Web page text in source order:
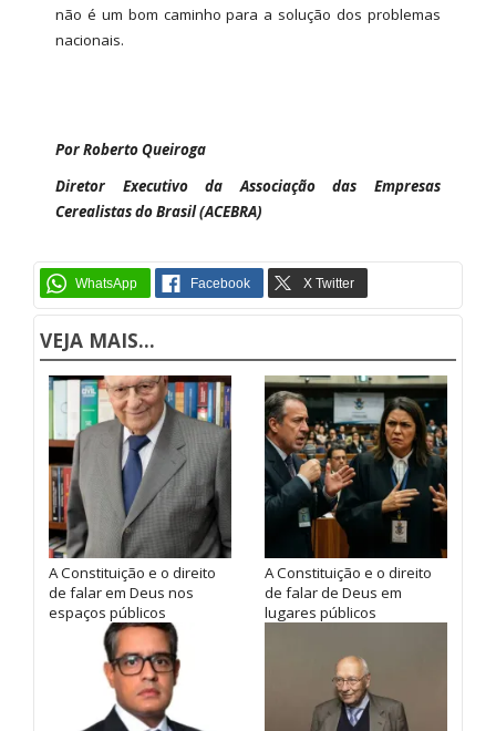
não é um bom caminho para a solução dos problemas
nacionais.
Por Roberto Queiroga
Diretor Executivo da Associação das Empresas
Cerealistas do Brasil (ACEBRA)
VEJA MAIS...
A Constituição e o direito
de falar em Deus nos
espaços públicos
A Constituição e o direito
de falar de Deus em
lugares públicos